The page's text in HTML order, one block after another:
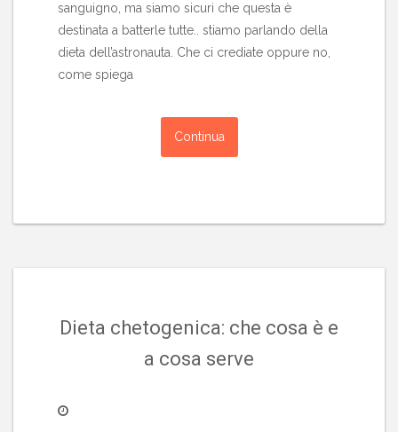
sanguigno, ma siamo sicuri che questa è
destinata a batterle tutte.. stiamo parlando della
dieta dell’astronauta. Che ci crediate oppure no,
come spiega
Continua
Dieta chetogenica: che cosa è e
a cosa serve